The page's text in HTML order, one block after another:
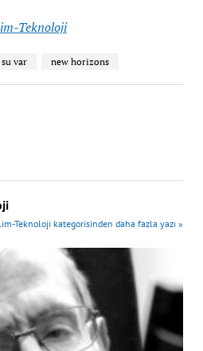
Teknoloji
var new horizons
Teknoloji kategorisinden daha fazla yazı »